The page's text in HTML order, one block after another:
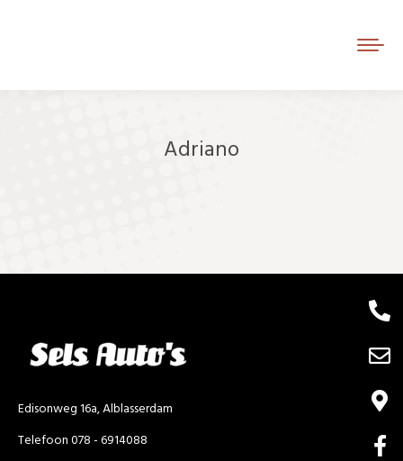
Adriano
Edisonweg 16a, Alblasserdam
Telefoon 078 - 6914088